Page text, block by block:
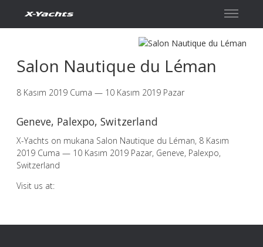
Salon Nautique du Léman
8 Kasım 2019 Cuma — 10 Kasım 2019 Pazar
Geneve, Palexpo, Switzerland
X-Yachts on mukana Salon Nautique du Léman, 8 Kasım
2019 Cuma — 10 Kasım 2019 Pazar, Geneve, Palexpo,
Switzerland
Visit us at: